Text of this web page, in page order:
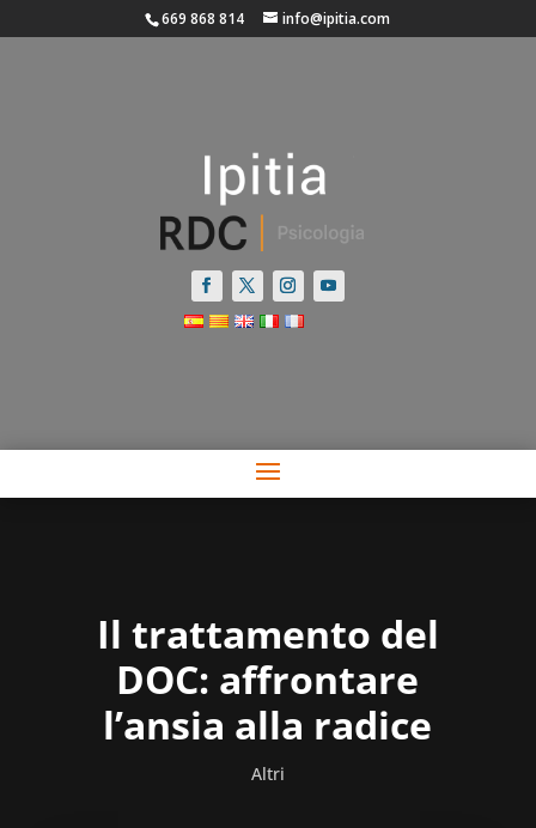
669 868 814 info@ipitia.com
Il trattamento del
DOC: affrontare
l’ansia alla radice
Altri